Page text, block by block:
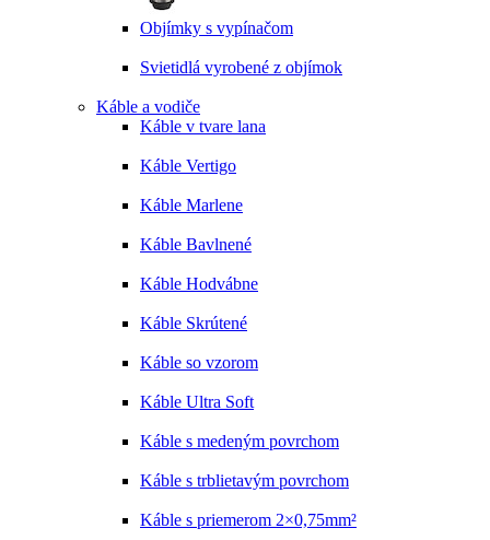
Objímky s vypínačom
Svietidlá vyrobené z objímok
Káble a vodiče
Káble v tvare lana
Káble Vertigo
Káble Marlene
Káble Bavlnené
Káble Hodvábne
Káble Skrútené
Káble so vzorom
Káble Ultra Soft
Káble s medeným povrchom
Káble s trblietavým povrchom
Káble s priemerom 2×0,75mm²